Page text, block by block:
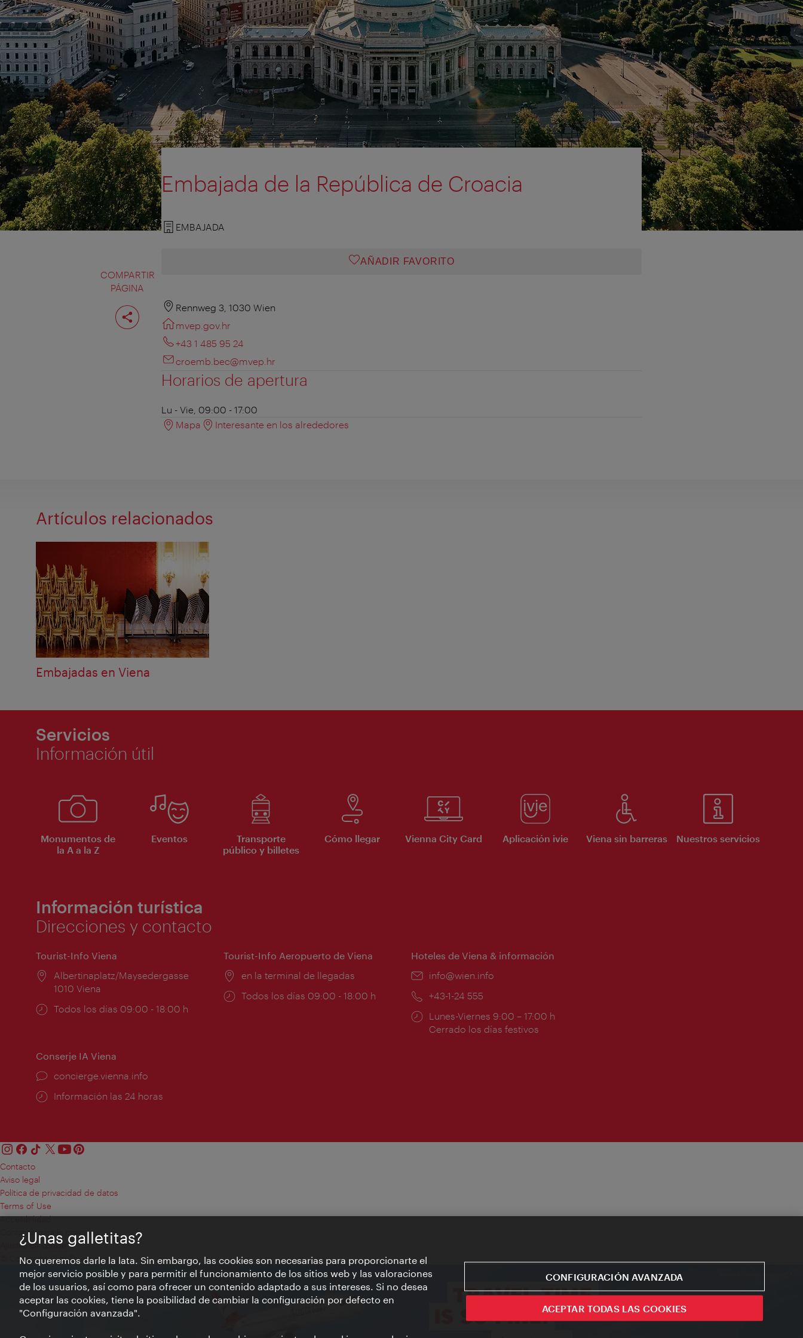
COMPARTIR
PÁGINA
Compartir
página
Embajada de la República de Croacia
EMBAJADA
AÑADIR FAVORITO
Rennweg 3, 1030 Wien
mvep.gov.hr
+43 1 485 95 24
croemb.bec@mvep.hr
Horarios de apertura
Lu - Vie, 09:00 - 17:00
Mapa
Interesante en los alrededores
Artículos relacionados
Embajadas en Viena
Servicios
Información útil
Monumentos de
la A a la Z
Eventos
Transporte
público y billetes
Cómo llegar Vienna City Card Aplicación ivie Viena sin barreras Nuestros servicios
Información turística
Direcciones y contacto
Tourist-Info Viena
Lugar:
Albertinaplatz/Maysedergasse
1010 Viena
Horarios
Todos los días 09:00 - 18:00 h
Tourist-Info Aeropuerto de Viena
Lugar:
en la terminal de llegadas
Horarios
Todos los días 09:00 - 18:00 h
Hoteles de Viena & información
e-
info@wien.info
Teléfono:
+43-1-24 555
Horarios
de
Lunes-Viernes 9:00 – 17:00 h
Cerrado los días festivos
Conserje IA Viena
concierge.vienna.info
Información las 24 horas
Contacto
Aviso legal
Política de privacidad de datos
Terms of Use
Accesibilidad
Contacto para la prensa
Ajustes de cookie
© Copyright WienTourismus
¿Unas galletitas?
No queremos darle la lata. Sin embargo, las cookies son necesarias para proporcionarte el
mejor servicio posible y para permitir el funcionamiento de los sitios web y las valoraciones
de los usuarios, así como para ofrecer un contenido adaptado a sus intereses. Si no desea
aceptar las cookies, tiene la posibilidad de cambiar la configuración por defecto en
"Configuración avanzada".
CONFIGURACIÓN AVANZADA
ACEPTAR TODAS LAS COOKIES